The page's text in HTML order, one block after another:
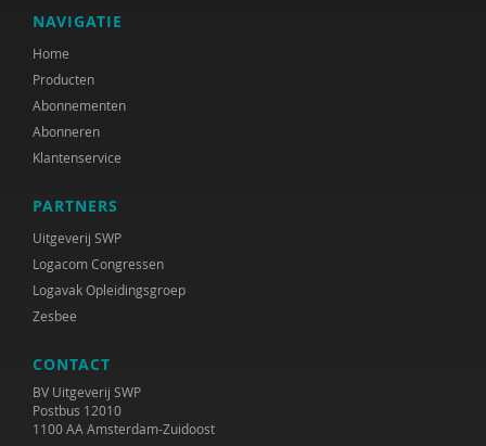
NAVIGATIE
Home
Producten
Abonnementen
Abonneren
Klantenservice
PARTNERS
Uitgeverij SWP
Logacom Congressen
Logavak Opleidingsgroep
Zesbee
CONTACT
BV Uitgeverij SWP
Postbus 12010
1100 AA Amsterdam-Zuidoost